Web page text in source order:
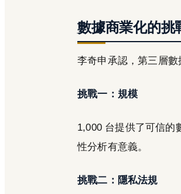
數據商業化的挑
李奇申承認，第三層數
挑戰一：規模
1,000 台提供了可信的
性分析有意義。
挑戰二：隱私法規